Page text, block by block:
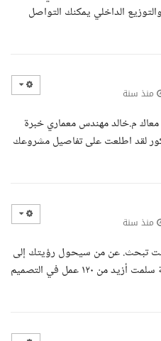
الداخلي يمكنك التواصل
منذ سنة
معاك م.خالد مهندس معماري خبرة
لقد اطلعت على تفاصيل مشروعك
منذ سنة
تبحث. عن من سيحول رؤيتك إلى
واقع و أحسن فأنا الأنسب لهذه المهمة سلمت أزيد من ١٢٠ عمل في التصميم